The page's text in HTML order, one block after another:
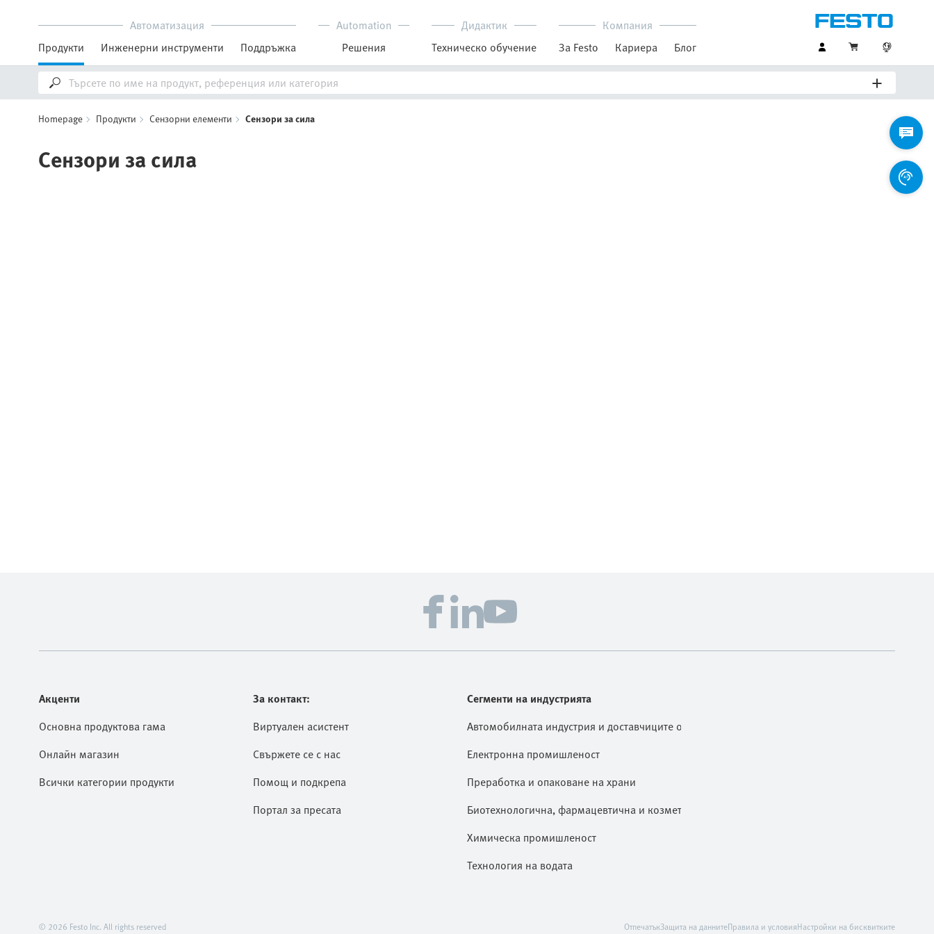
Автоматизация
Продукти
Инженерни инструменти Поддръжка
Automation
Решения
Дидактик
Техническо обучение
Компания
За Festo
Кариера Блог
Homepage Продукти Сензорни елементи Сензори за сила
Сензори за сила
Акценти
Основна продуктова гама
Онлайн магазин
Всички категории продукти
За контакт:
Виртуален асистент
Свържете се с нас
Помощ и подкрепа
Портал за пресата
Сегменти на индустрията
Автомобилната индустрия и доставчиците от ниво 1
Електронна промишленост
Преработка и опаковане на храни
Биотехнологична, фармацевтична и козметична промишленост
Химическа промишленост
Технология на водата
© 2026 Festo Inc. All rights reserved ОтпечатъкЗащита на даннитеПравила и условияНастройки на бисквитките